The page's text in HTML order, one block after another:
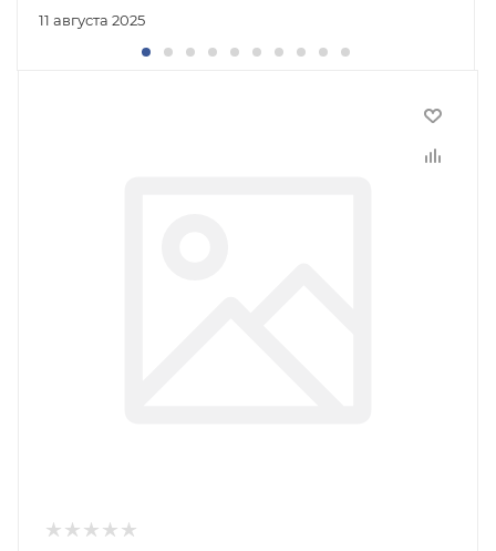
11 августа 2025